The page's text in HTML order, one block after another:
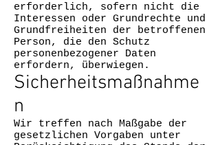
erforderlich, sofern nicht die
Interessen oder Grundrechte und
Grundfreiheiten der betroffenen
Person, die den Schutz
personenbezogener Daten
erfordern, überwiegen.
Sicherheitsmaßnahme
n
Wir treffen nach Maßgabe der
gesetzlichen Vorgaben unter